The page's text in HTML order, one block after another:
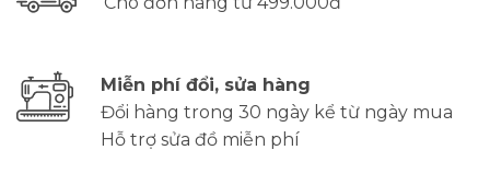
Miễn phí đổi, sửa hàng
Đổi hàng trong 30 ngày kể từ ngày mua
Hỗ trợ sửa đồ miễn phí